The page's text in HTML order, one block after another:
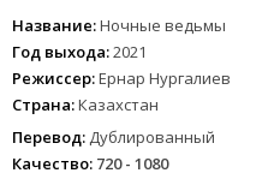
Название:Ночные ведьмы
Год выхода:2021
Режиссер:Ернар Нургалиев
Страна:Казахстан
Перевод: Дублированный
Качество: 720 - 1080